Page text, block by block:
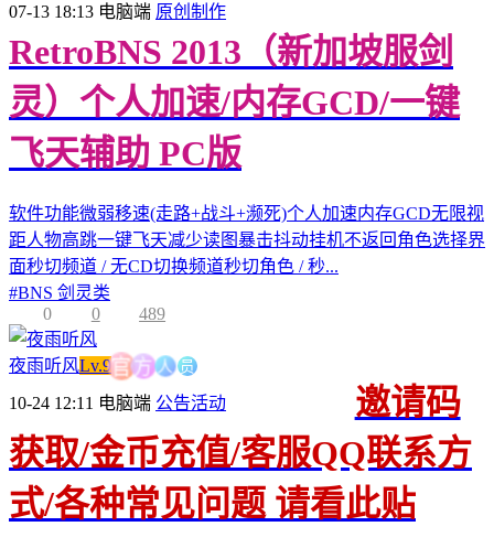
07-13 18:13 电脑端 原创制作
RetroBNS 2013（新加坡服剑
灵）个人加速/内存GCD/一键
飞天辅助 PC版
软件功能微弱移速(走路+战斗+濒死)个人加速内存GCD无限视
距人物高跳一键飞天减少读图暴击抖动挂机不返回角色选择界
面秒切频道 / 无CD切换频道秒切角色 / 秒...
#BNS 剑灵类
0
0 489
夜雨听风Lv.9官方人员
10-24 12:11 电脑端 公告活动
邀请码
获取/金币充值/客服QQ联系方
式/各种常见问题 请看此贴